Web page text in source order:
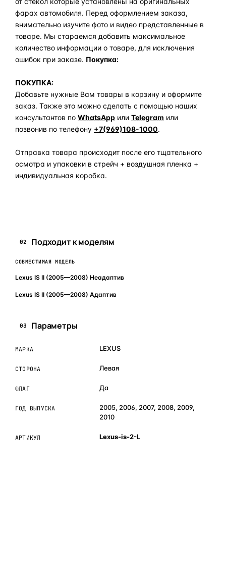
фарах автомобиля. Перед оформлением заказа,
внимательно изучите фото и видео представленные в
товаре. Мы стараемся добавить максимальное
количество информации о товаре, для исключения
ошибок при заказе. Покупка:
ПОКУПКА:
Добавьте нужные Вам товары в корзину и оформите
заказ. Также это можно сделать с помощью наших
консультантов по WhatsApp или Telegram или
позвонив по телефону +7(969)108-1000.
Отправка товара происходит после его тщательного
осмотра и упаковки в стрейч + воздушная пленка +
индивидуальная коробка.
02 Подходит к моделям
СОВМЕСТИМАЯ МОДЕЛЬ
Lexus IS II (2005—2008) Неадаптив
Lexus IS II (2005—2008) Адаптив
03 Параметры
МАРКА LEXUS
СТОРОНА Левая
ФЛАГ Да
ГОД ВЫПУСКА
2005, 2006, 2007, 2008, 2009,
2010
АРТИКУЛ Lexus-is-2-L